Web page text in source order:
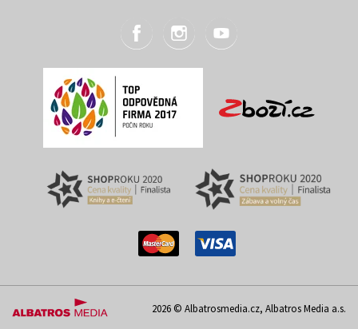
2026 © Albatrosmedia.cz, Albatros Media a.s.